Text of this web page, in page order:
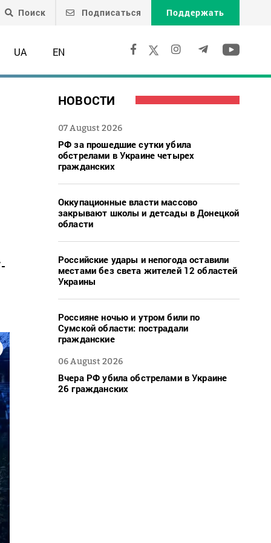
Поиск Подписаться Поддержать
UA EN
НОВОСТИ
07 August 2026
РФ за прошедшие сутки убила
обстрелами в Украине четырех
гражданских
Оккупационные власти массово
закрывают школы и детсады в Донецкой
области
Российские удары и непогода оставили
местами без света жителей 12 областей
Украины
Россияне ночью и утром били по
Сумской области: пострадали
гражданские
06 August 2026
Вчера РФ убила обстрелами в Украине
26 гражданских